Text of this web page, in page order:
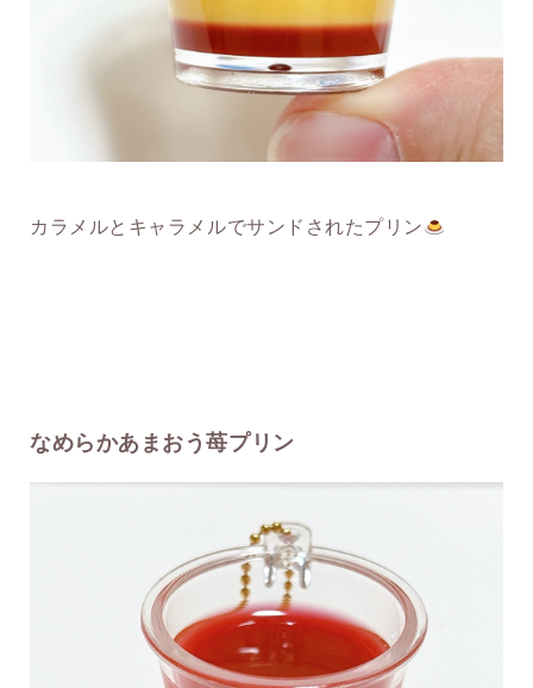
カラメルとキャラメルでサンドされたプリン
なめらかあまおう苺プリン